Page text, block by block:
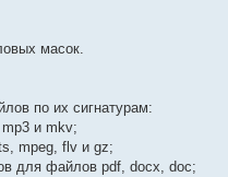
масок.
по их сигнатурам:
и mkv;
mpeg, flv и gz;
для файлов pdf, docx, doc;